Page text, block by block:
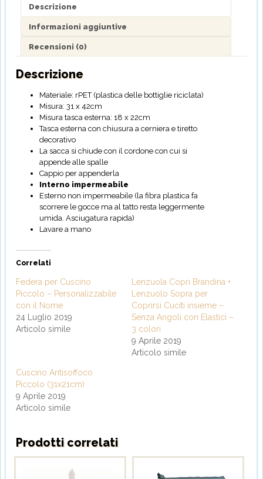
quantità
Descrizione
Informazioni aggiuntive
Recensioni (0)
Descrizione
Materiale: rPET (plastica delle bottiglie riciclata)
Misura: 31 x 42cm
Misura tasca esterna: 18 x 22cm
Tasca esterna con chiusura a cerniera e tiretto
decorativo
La sacca si chiude con il cordone con cui si
appende alle spalle
Cappio per appenderla
Interno impermeabile
Esterno non impermeabile (la fibra plastica fa
scorrere le gocce ma al tatto resta leggermente
umida. Asciugatura rapida)
Lavare a mano
Correlati
Federa per Cuscino
Piccolo – Personalizzabile
con il Nome
24 Luglio 2019
Articolo simile
Lenzuola Copri Brandina +
Lenzuolo Sopra per
Coprirsi Cuciti insieme –
Senza Angoli con Elastici –
3 colori
9 Aprile 2019
Articolo simile
Cuscino Antisoffoco
Piccolo (31x21cm)
9 Aprile 2019
Articolo simile
Prodotti correlati